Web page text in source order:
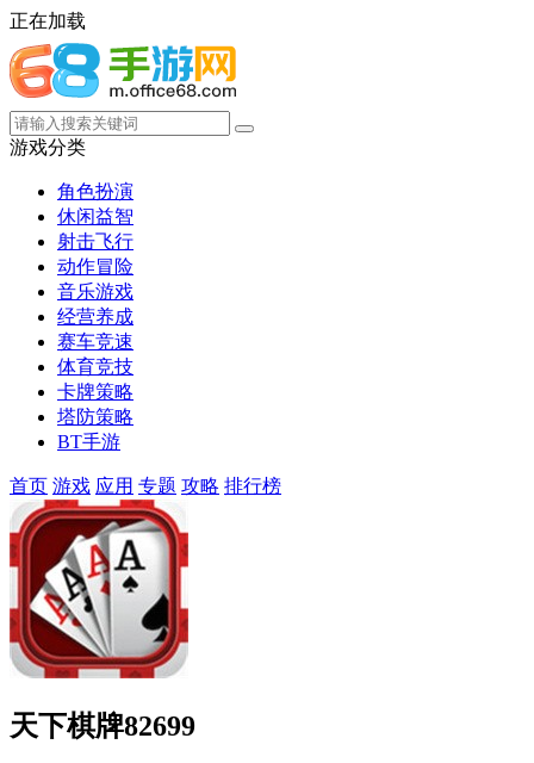
正在加载
游戏分类
角色扮演
休闲益智
射击飞行
动作冒险
音乐游戏
经营养成
赛车竞速
体育竞技
卡牌策略
塔防策略
BT手游
首页 游戏 应用 专题 攻略 排行榜
天下棋牌82699